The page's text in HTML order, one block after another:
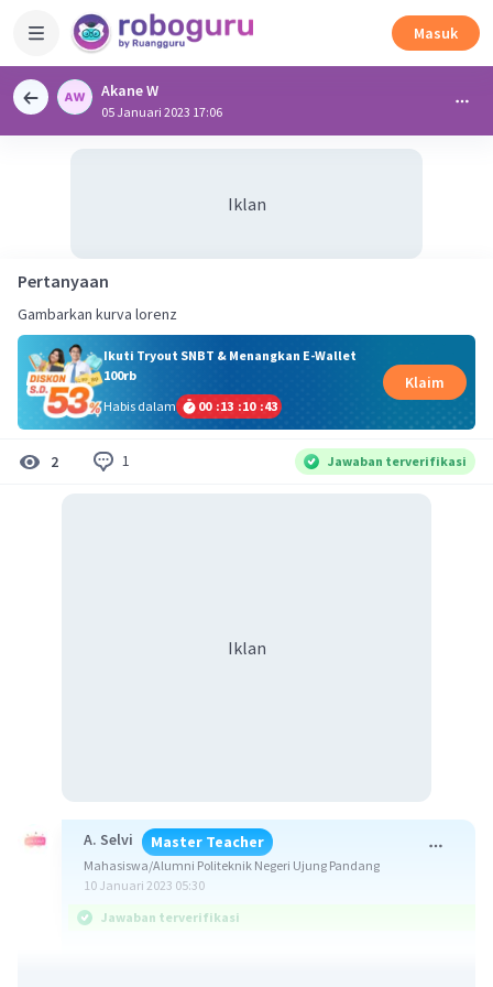
Masuk
Akane W
05 Januari 2023 17:06
Iklan
Pertanyaan
Gambarkan kurva lorenz
Ikuti Tryout SNBT & Menangkan E-Wallet
100rb
Habis dalam
00 :13 :10 :42
Klaim
2 1 Jawaban terverifikasi
Iklan
A. Selvi Master Teacher
Mahasiswa/Alumni Politeknik Negeri Ujung Pandang
10 Januari 2023 05:30
Jawaban terverifikasi